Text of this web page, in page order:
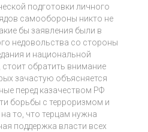
подготовки личного
самообороны никто не
бы заявления были в
недовольства со стороны
и национальной
обратить внимание
зачастую объясняется
перед казачеством РФ
борьбы с терроризмом и
то, что терцам нужна
поддержка власти всех